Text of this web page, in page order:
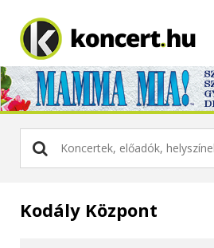
Kodály Központ